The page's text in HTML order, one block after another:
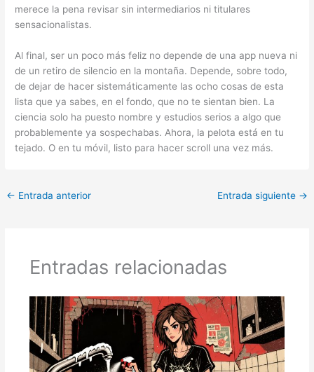
merece la pena revisar sin intermediarios ni titulares
sensacionalistas.
Al final, ser un poco más feliz no depende de una app nueva ni
de un retiro de silencio en la montaña. Depende, sobre todo,
de dejar de hacer sistemáticamente las ocho cosas de esta
lista que ya sabes, en el fondo, que no te sientan bien. La
ciencia solo ha puesto nombre y estudios serios a algo que
probablemente ya sospechabas. Ahora, la pelota está en tu
tejado. O en tu móvil, listo para hacer scroll una vez más.
← Entrada anterior Entrada siguiente →
Entradas relacionadas